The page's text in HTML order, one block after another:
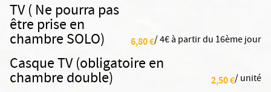
TV ( Ne pourra pas
être prise en
chambre SOLO) 6,80 €/ 4€ à partir du 16ème jour
Casque TV (obligatoire en
chambre double) 2,50 €/ unité